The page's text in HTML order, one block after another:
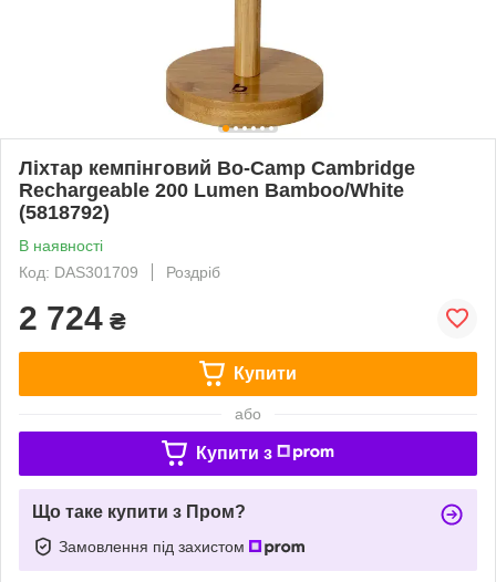
Ліхтар кемпінговий Bo-Camp Cambridge
Rechargeable 200 Lumen Bamboo/White
(5818792)
В наявності
Код: DAS301709
Роздріб
2 724 ₴
Купити
або
Купити з
Що таке купити з Пром?
Замовлення під захистом